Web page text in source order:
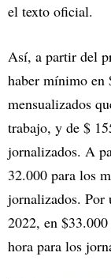
el texto oficial.
Así, a partir del
haber mínimo en
mensualizados
trabajo, y de $
jornalizados. A
32.000 para los
jornalizados. Por
2022, en
hora para los